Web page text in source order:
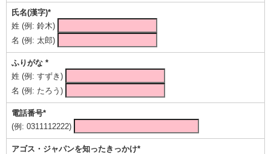
氏名(漢字)*
姓 (例: 鈴木)
名 (例: 太郎)
ふりがな *
姓 (例: すずき)
名 (例: たろう)
電話番号*
(例: 0311112222)
アゴス・ジャパンを知ったきっかけ*